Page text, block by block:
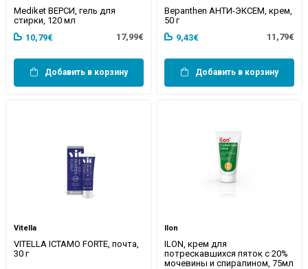
Mediket ВЕРСИ, гель для
стирки, 120 мл
10,79€
17,99€
Добавить в корзину
Bepanthen АНТИ-ЭКСЕМ, крем,
50 г
9,43€
11,79€
Добавить в корзину
Vitella
VITELLA ICTAMO FORTE, почта,
30 г
Ilon
ILON, крем для
потрескавшихся пяток с 20%
мочевины и спиралином, 75мл